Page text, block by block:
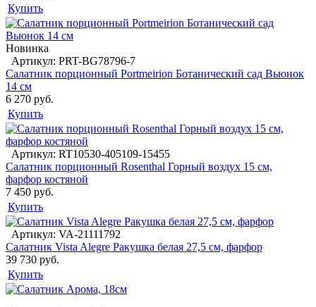
Купить
Новинка
Артикул: PRT-BG78796-7
Салатник порционный Portmeirion Ботанический сад Вьюнок
14 см
6 270 руб.
Купить
Артикул: RT10530-405109-15455
Салатник порционный Rosenthal Горный воздух 15 см,
фарфор костяной
7 450 руб.
Купить
Артикул: VA-21111792
Салатник Vista Alegre Ракушка белая 27,5 см, фарфор
39 730 руб.
Купить